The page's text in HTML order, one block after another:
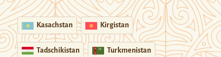
Kasachstan Kirgistan
Tadschikistan Turkmenistan